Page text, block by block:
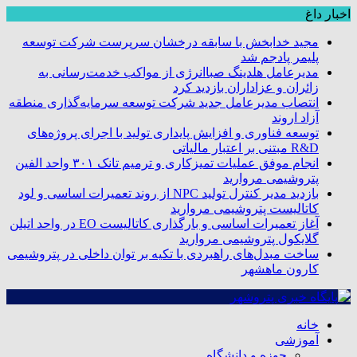
اخبار داغ
مجید خدابخش با سابقه درخشان سرپرست شرکت توسعه
پلیمر پادجم شد
مدیرعامل هلدینگ صباانرژی از مواکب خدمت‌رسانی به
زائران و عزاداران بازدید کرد
انتصاب مدیرعامل جدید شرکت توسعه سرمایه‌گذاری منطقه
آزاد اروند
توسعه فناوری و افزایش پایداری تولید با اجرای پروژه‌های
R&D مبتنی بر اعتبار مالیاتی
انجام موفق عملیات تمیزکاری و ترمیم تانک ۳۰۱ واحد الفین
پتروشیمی مروارید
بازدید مدیر کنترل تولید NPC از روند تعمیرات اساسی و لود
کاتالیست پتروشیمی مروارید
آغاز تعمیرات اساسی و بارگذاری کاتالیست EO در واحد اتیلن
گلایکول پتروشیمی مروارید
ساخت مبدل‌های راهبردی با تکیه بر توان داخلی در پتروشیمی
کارون ماهشهر
خانه
آموزشی